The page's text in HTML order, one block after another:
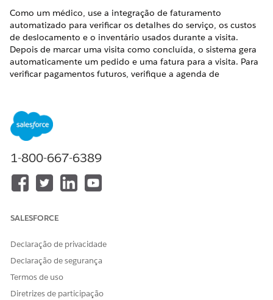
Como um médico, use a integração de faturamento
automatizado para verificar os detalhes do serviço, os custos
de deslocamento e o inventário usados durante a visita.
Depois de marcar uma visita como concluída, o sistema gera
automaticamente um pedido e uma fatura para a visita. Para
verificar pagamentos futuros, verifique a agenda de
Disponível em: Lightning Experience
Disponível em: Edições Enterprise e Unlimited do Health
Advanced ou o complemento Revenue Cloud Billing.
faturas:
No Iniciador de aplicativos, localize e selecione
1-800-667-6389
SALESFORCE
Declaração de privacidade
Declaração de segurança
Termos de uso
Diretrizes de participação